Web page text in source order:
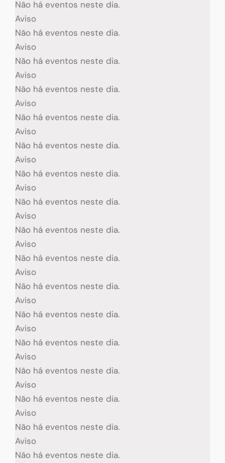
Não há eventos neste dia.
Aviso
Não há eventos neste dia.
Aviso
Não há eventos neste dia.
Aviso
Não há eventos neste dia.
Aviso
Não há eventos neste dia.
Aviso
Não há eventos neste dia.
Aviso
Não há eventos neste dia.
Aviso
Não há eventos neste dia.
Aviso
Não há eventos neste dia.
Aviso
Não há eventos neste dia.
Aviso
Não há eventos neste dia.
Aviso
Não há eventos neste dia.
Aviso
Não há eventos neste dia.
Aviso
Não há eventos neste dia.
Aviso
Não há eventos neste dia.
Aviso
Não há eventos neste dia.
Aviso
Não há eventos neste dia.